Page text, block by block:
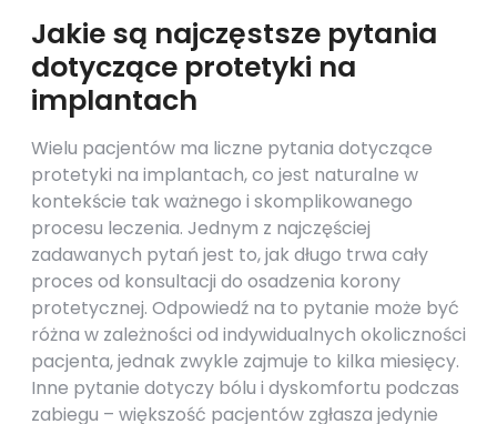
Jakie są najczęstsze pytania
dotyczące protetyki na
implantach
Wielu pacjentów ma liczne pytania dotyczące
protetyki na implantach, co jest naturalne w
kontekście tak ważnego i skomplikowanego
procesu leczenia. Jednym z najczęściej
zadawanych pytań jest to, jak długo trwa cały
proces od konsultacji do osadzenia korony
protetycznej. Odpowiedź na to pytanie może być
różna w zależności od indywidualnych okoliczności
pacjenta, jednak zwykle zajmuje to kilka miesięcy.
Inne pytanie dotyczy bólu i dyskomfortu podczas
zabiegu – większość pacjentów zgłasza jedynie